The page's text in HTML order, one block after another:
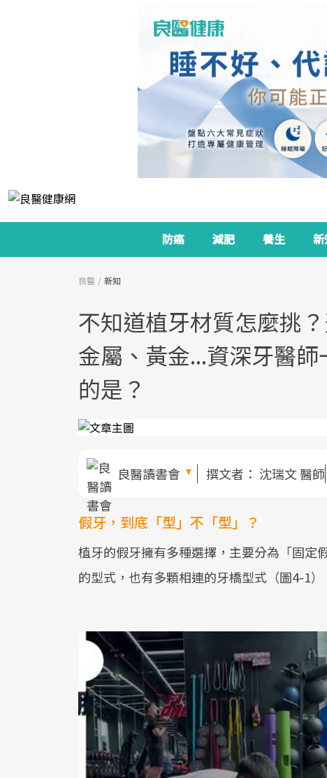
防癌 減肥 養生 新
良醫 新知
不知道植牙材質怎麼挑
金屬、黃金...資深牙醫
的是？
良醫讀書會 撰文者： 沈瑞文 醫師
假牙，到底「型」不「型」？
植牙的假牙擁有多種選擇，主要分為「固定
的型式，也有多顆相連的牙橋型式（圖4-1